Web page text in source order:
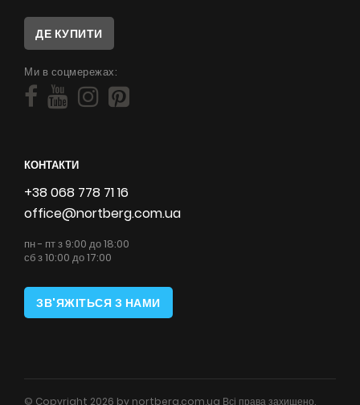
ДЕ КУПИТИ
Ми в соцмережах:
КОНТАКТИ
+38 068 778 71 16
office@nortberg.com.ua
пн - пт з 9:00 до 18:00
сб з 10:00 до 17:00
ЗВ'ЯЖІТЬСЯ З НАМИ
© Copyright 2026 by nortberg.com.ua Всі права захищено.